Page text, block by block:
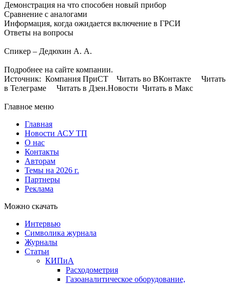
Демонстрация на что способен новый прибор
Сравнение с аналогами
Информация, когда ожидается включение в ГРСИ
Ответы на вопросы
Спикер – Дедюхин А. А.
Подробнее на сайте компании.
Источник: Компания ПриСТ Читать во ВКонтакте Читать
в Телеграме Читать в Дзен.Новости Читать в Макс
Главное меню
Главная
Новости АСУ ТП
О нас
Контакты
Авторам
Темы на 2026 г.
Партнеры
Реклама
Можно скачать
Интервью
Символика журнала
Журналы
Статьи
КИПиА
Расходометрия
Газоаналитическое оборудование,